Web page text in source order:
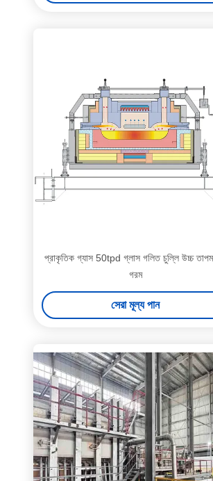
প্রাকৃতিক গ্যাস 50tpd গ্লাস গলিত চুল্লি উচ্চ
গরম
সেরা মূল্য পান